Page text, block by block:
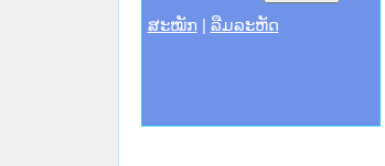
ສະໝັກ ລືມລະຫັດ
ານສະພາປະຊາຊົນ ພາກເໜືອ
ທາງລັດຖະການ
ສຳລັບ ພາກກາງ
ສຳລັບ ພາກໃຕ້
ວິທະຍາຄານຕຳຫຼວດປະຊາຊົນ
ວິທະຍາຄານສັນຕິບານປະຊາຊົນ
ຂັ້ນແຂວງພາກເໜືອ
ານສະພາປະຊາຊົນ ພາກກາງ